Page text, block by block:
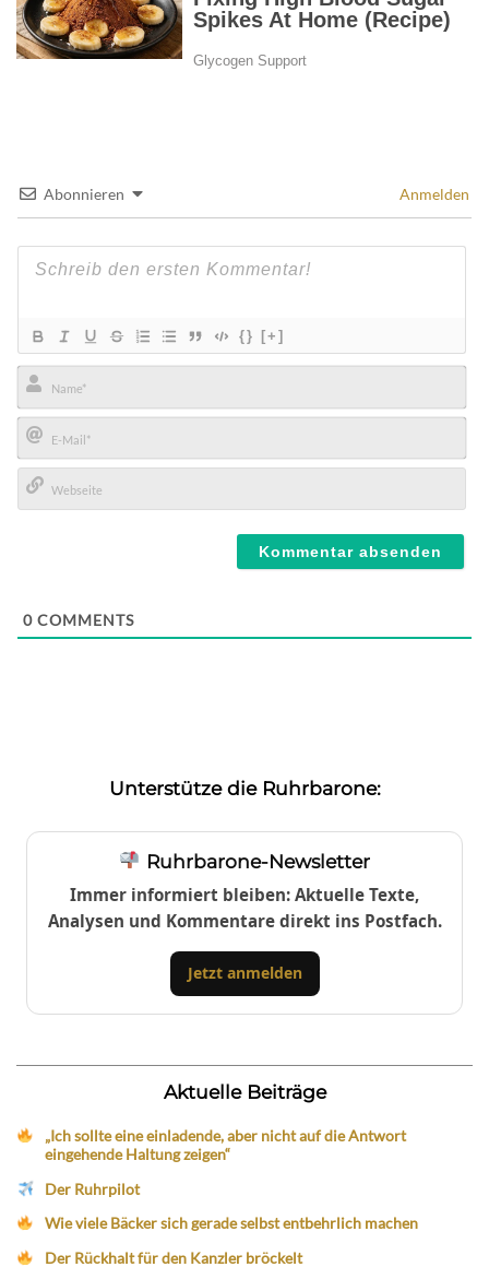
Abonnieren Anmelden
{} [+]
Name*
E-
Mail*
0 COMMENTS
Unterstütze die Ruhrbarone:
Ruhrbarone-Newsletter
Immer informiert bleiben: Aktuelle Texte,
Analysen und Kommentare direkt ins Postfach.
Jetzt anmelden
Aktuelle Beiträge
„Ich sollte eine einladende, aber nicht auf die Antwort
eingehende Haltung zeigen“
Der Ruhrpilot
Wie viele Bäcker sich gerade selbst entbehrlich machen
Der Rückhalt für den Kanzler bröckelt